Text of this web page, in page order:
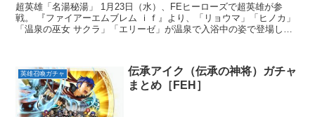
超英雄「名湯秘湯」 1月23日（水）、FEヒーローズで超英雄が参
戦。 『ファイアーエムブレム ｉｆ』より、「リョウマ」「ヒノカ」
「温泉の巫女 サクラ」「エリーゼ」が温泉で入浴中の姿で登場しま
英雄召喚ガチャ
伝承アイク（伝承の神将）ガチャ
まとめ［FEH］